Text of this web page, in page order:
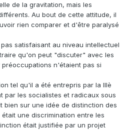
de la gravitation, mais les
Au bout de cette attitude, il
rien comparer et d'être paralysé
satisfaisant au niveau intellectuel
qu'on peut "discuter" avec les
n'étaient pas si
tel qu'il a été entrepris par la IIIè
par les socialistes et radicaux sous
bien sur une idée de distinction des
une discrimination entre les
était justifiée par un projet